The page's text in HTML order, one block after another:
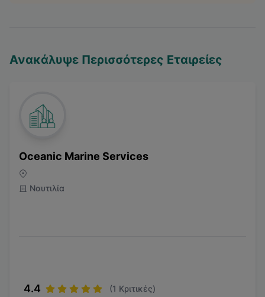
Ανακάλυψε Περισσότερες Εταιρείες
Oceanic Marine Services
Ναυτιλία
4.4 (1 Κριτικές)